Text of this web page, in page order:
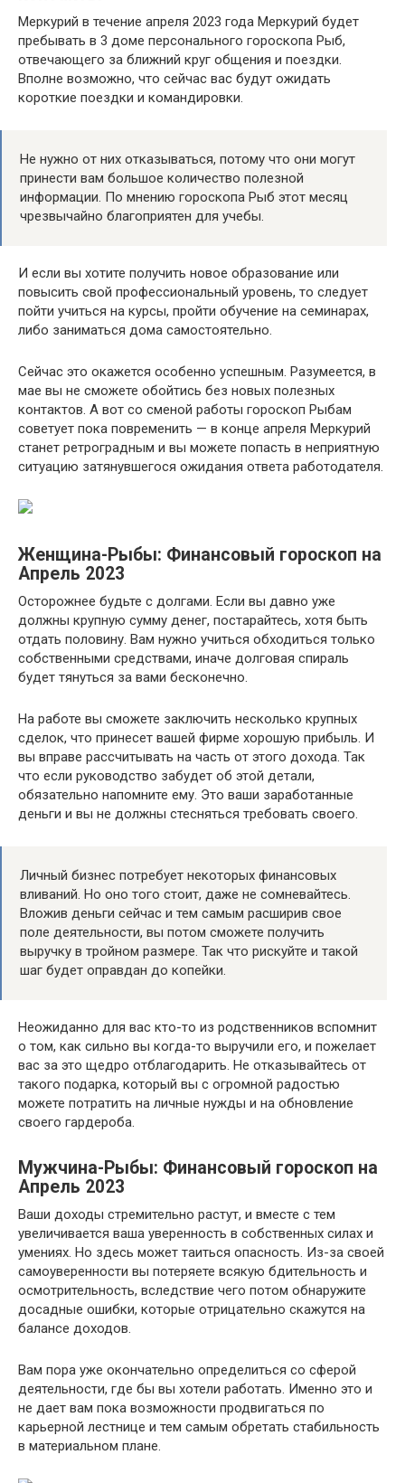
Меркурий в течение апреля 2023 года Меркурий будет
пребывать в 3 доме персонального гороскопа Рыб,
отвечающего за ближний круг общения и поездки.
Вполне возможно, что сейчас вас будут ожидать
короткие поездки и командировки.
Не нужно от них отказываться, потому что они могут
принести вам большое количество полезной
информации. По мнению гороскопа Рыб этот месяц
чрезвычайно благоприятен для учебы.
И если вы хотите получить новое образование или
повысить свой профессиональный уровень, то следует
пойти учиться на курсы, пройти обучение на семинарах,
либо заниматься дома самостоятельно.
Сейчас это окажется особенно успешным. Разумеется, в
мае вы не сможете обойтись без новых полезных
контактов. А вот со сменой работы гороскоп Рыбам
советует пока повременить — в конце апреля Меркурий
станет ретроградным и вы можете попасть в неприятную
ситуацию затянувшегося ожидания ответа работодателя.
Женщина-Рыбы: Финансовый гороскоп на
Апрель 2023
Осторожнее будьте с долгами. Если вы давно уже
должны крупную сумму денег, постарайтесь, хотя быть
отдать половину. Вам нужно учиться обходиться только
собственными средствами, иначе долговая спираль
будет тянуться за вами бесконечно.
На работе вы сможете заключить несколько крупных
сделок, что принесет вашей фирме хорошую прибыль. И
вы вправе рассчитывать на часть от этого дохода. Так
что если руководство забудет об этой детали,
обязательно напомните ему. Это ваши заработанные
деньги и вы не должны стесняться требовать своего.
Личный бизнес потребует некоторых финансовых
вливаний. Но оно того стоит, даже не сомневайтесь.
Вложив деньги сейчас и тем самым расширив свое
поле деятельности, вы потом сможете получить
выручку в тройном размере. Так что рискуйте и такой
шаг будет оправдан до копейки.
Неожиданно для вас кто-то из родственников вспомнит
о том, как сильно вы когда-то выручили его, и пожелает
вас за это щедро отблагодарить. Не отказывайтесь от
такого подарка, который вы с огромной радостью
можете потратить на личные нужды и на обновление
своего гардероба.
Мужчина-Рыбы: Финансовый гороскоп на
Апрель 2023
Ваши доходы стремительно растут, и вместе с тем
увеличивается ваша уверенность в собственных силах и
умениях. Но здесь может таиться опасность. Из-за своей
самоуверенности вы потеряете всякую бдительность и
осмотрительность, вследствие чего потом обнаружите
досадные ошибки, которые отрицательно скажутся на
балансе доходов.
Вам пора уже окончательно определиться со сферой
деятельности, где бы вы хотели работать. Именно это и
не дает вам пока возможности продвигаться по
карьерной лестнице и тем самым обретать стабильность
в материальном плане.